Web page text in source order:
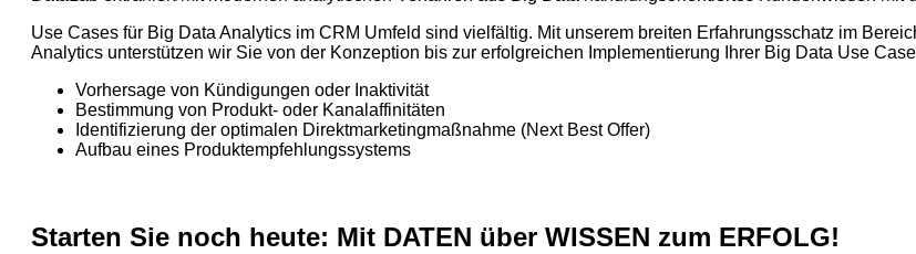
Use Cases für Big Data Analytics im CRM Umfeld sind vielfältig. Mit unserem breiten Erfahrungsschatz im
Analytics unterstützen wir Sie von der Konzeption bis zur erfolgreichen Implementierung Ihrer Big Data Use
Vorhersage von Kündigungen oder Inaktivität
Bestimmung von Produkt- oder Kanalaffinitäten
Identifizierung der optimalen Direktmarketingmaßnahme (Next Best Offer)
Aufbau eines Produktempfehlungssystems
Starten Sie noch heute: Mit DATEN über WISSEN zum ERFOLG!